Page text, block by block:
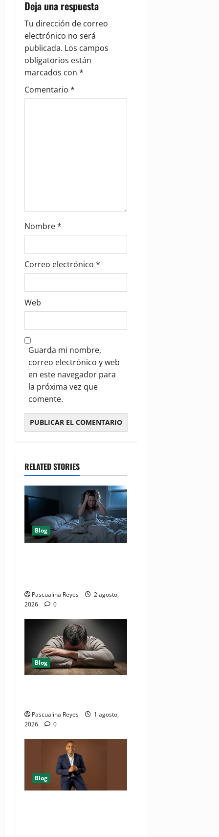
i
g
a
t
i
Deja una respuesta
Tu dirección de correo
electrónico no será
publicada. Los campos
obligatorios están
marcados con *
Comentario *
Nombre*
Correo electrónico *
Web
Guarda mi nombre,
correo electrónico y web
en este navegador para
la próxima vez que
comente.
RELATED STORIES
Blog
Pascualina Reyes
2 agosto,
2026
0
Blog
Pascualina Reyes
1 agosto,
2026
0
Blog